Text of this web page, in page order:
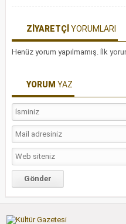
ZİYARETÇİ YORUMLARI
Henüz yorum yapılmamış. İlk
YORUM YAZ